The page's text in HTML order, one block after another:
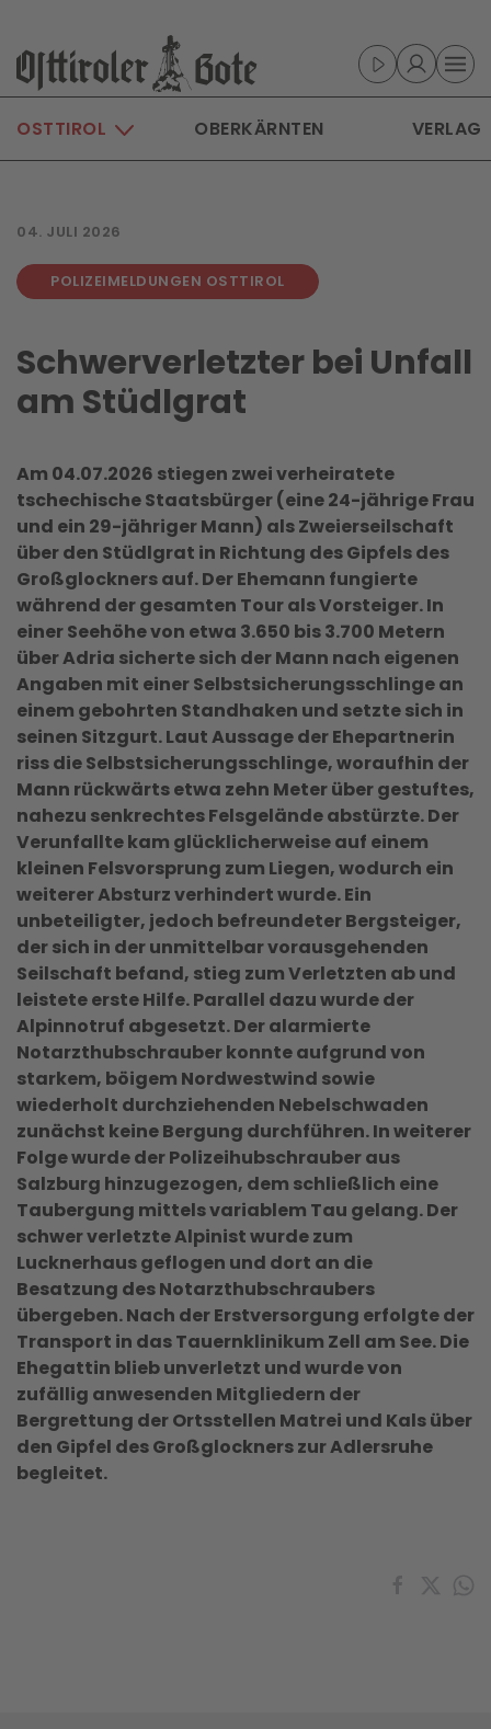
Skip to main content
OSTTIROL OBERKÄRNTEN VERLAG
04. JULI 2026
POLIZEIMELDUNGEN OSTTIROL
Schwerverletzter bei Unfall
am Stüdlgrat
Am 04.07.2026 stiegen zwei verheiratete
tschechische Staatsbürger (eine 24-jährige Frau
und ein 29-jähriger Mann) als Zweierseilschaft
über den Stüdlgrat in Richtung des Gipfels des
Großglockners auf. Der Ehemann fungierte
während der gesamten Tour als Vorsteiger. In
einer Seehöhe von etwa 3.650 bis 3.700 Metern
über Adria sicherte sich der Mann nach eigenen
Angaben mit einer Selbstsicherungsschlinge an
einem gebohrten Standhaken und setzte sich in
seinen Sitzgurt. Laut Aussage der Ehepartnerin
riss die Selbstsicherungsschlinge, woraufhin der
Mann rückwärts etwa zehn Meter über gestuftes,
nahezu senkrechtes Felsgelände abstürzte. Der
Verunfallte kam glücklicherweise auf einem
kleinen Felsvorsprung zum Liegen, wodurch ein
weiterer Absturz verhindert wurde. Ein
unbeteiligter, jedoch befreundeter Bergsteiger,
der sich in der unmittelbar vorausgehenden
Seilschaft befand, stieg zum Verletzten ab und
leistete erste Hilfe. Parallel dazu wurde der
Alpinnotruf abgesetzt. Der alarmierte
Notarzthubschrauber konnte aufgrund von
starkem, böigem Nordwestwind sowie
wiederholt durchziehenden Nebelschwaden
zunächst keine Bergung durchführen. In weiterer
Folge wurde der Polizeihubschrauber aus
Salzburg hinzugezogen, dem schließlich eine
Taubergung mittels variablem Tau gelang. Der
schwer verletzte Alpinist wurde zum
Lucknerhaus geflogen und dort an die
Besatzung des Notarzthubschraubers
übergeben. Nach der Erstversorgung erfolgte der
Transport in das Tauernklinikum Zell am See. Die
Ehegattin blieb unverletzt und wurde von
zufällig anwesenden Mitgliedern der
Bergrettung der Ortsstellen Matrei und Kals über
den Gipfel des Großglockners zur Adlersruhe
begleitet.